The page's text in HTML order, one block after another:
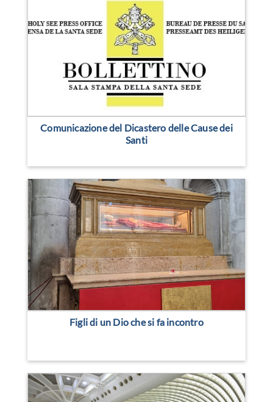
Comunicazione del Dicastero delle Cause dei
Santi
Figli di un Dio che si fa incontro